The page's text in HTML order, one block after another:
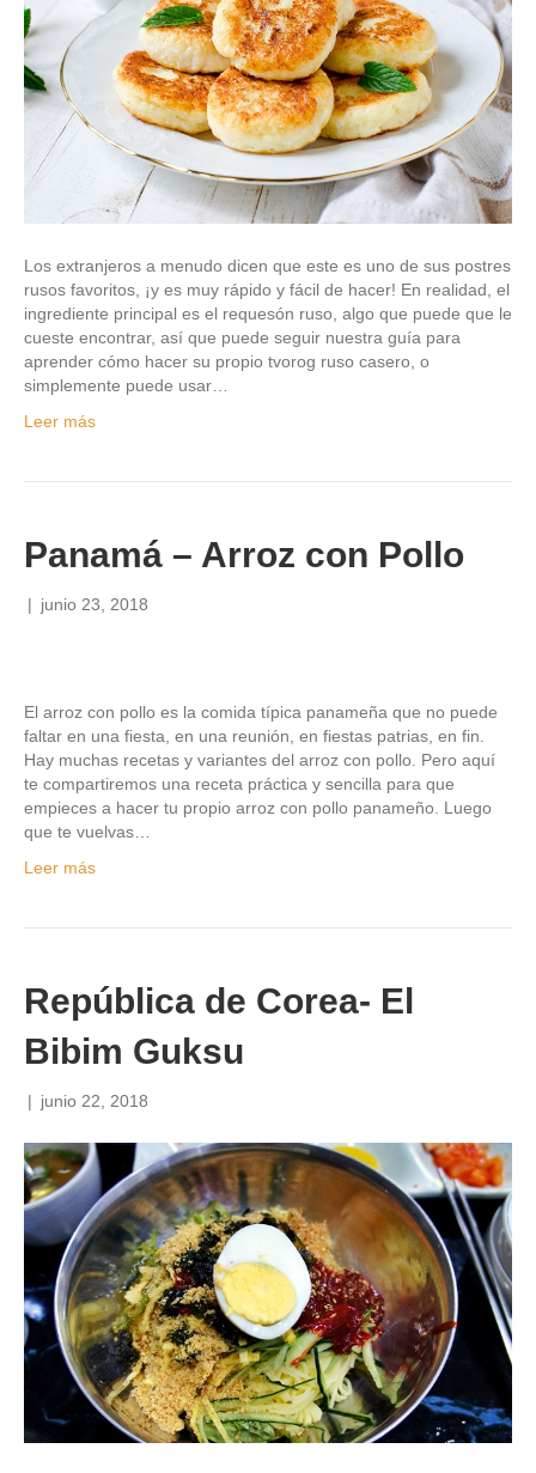
Los extranjeros a menudo dicen que este es uno de sus postres
rusos favoritos, ¡y es muy rápido y fácil de hacer! En realidad, el
ingrediente principal es el requesón ruso, algo que puede que le
cueste encontrar, así que puede seguir nuestra guía para
aprender cómo hacer su propio tvorog ruso casero, o
simplemente puede usar…
Leer más
Panamá – Arroz con Pollo
| junio 23, 2018
El arroz con pollo es la comida típica panameña que no puede
faltar en una fiesta, en una reunión, en fiestas patrias, en fin.
Hay muchas recetas y variantes del arroz con pollo. Pero aquí
te compartiremos una receta práctica y sencilla para que
empieces a hacer tu propio arroz con pollo panameño. Luego
que te vuelvas…
Leer más
República de Corea- El
Bibim Guksu
| junio 22, 2018